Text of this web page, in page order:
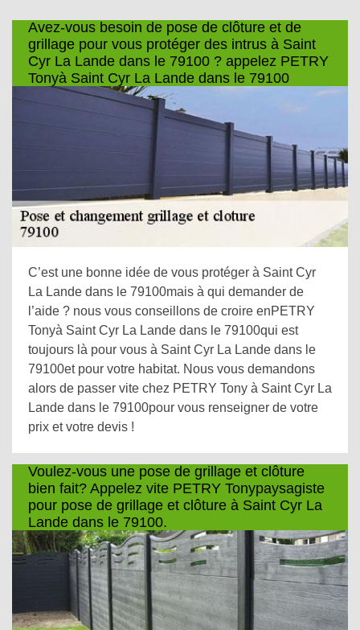
Avez-vous besoin de pose de clôture et de
grillage pour vous protéger des intrus à Saint
Cyr La Lande dans le 79100 ? appelez PETRY
Tonyà Saint Cyr La Lande dans le 79100
C’est une bonne idée de vous protéger à Saint Cyr
La Lande dans le 79100mais à qui demander de
l’aide ? nous vous conseillons de croire enPETRY
Tonyà Saint Cyr La Lande dans le 79100qui est
toujours là pour vous à Saint Cyr La Lande dans le
79100et pour votre habitat. Nous vous demandons
alors de passer vite chez PETRY Tony à Saint Cyr La
Lande dans le 79100pour vous renseigner de votre
prix et votre devis !
Voulez-vous une pose de grillage et clôture
bien fait? Appelez vite PETRY Tonypaysagiste
pour pose de grillage et clôture à Saint Cyr La
Lande dans le 79100.